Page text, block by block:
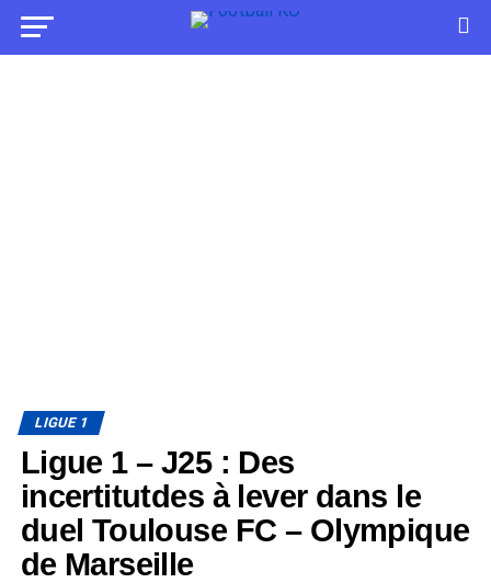
LIGUE 1
Ligue 1 – J25 : Des
incertitutdes à lever dans le
duel Toulouse FC – Olympique
de Marseille